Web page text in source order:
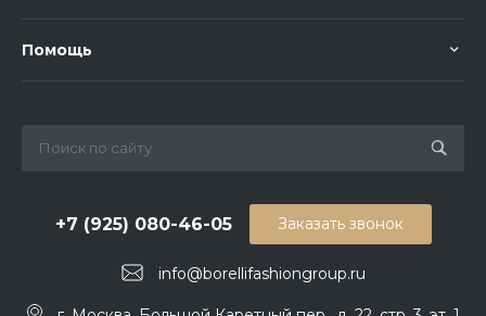
Помощь
+7 (925) 080-46-05
info@borellifashiongroup.ru
Заказать звонок